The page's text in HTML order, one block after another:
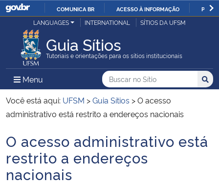
IR
O
COMUNICA BR ACESSO À INFORMAÇÃO
Ministério da Justiça e Segurança Pública
Ministério da Defesa
Ministério das Relações Exteriores
Ministério da Infraestrutura
Ministério da Agricultura, Pecuária e Abastecimento
LANGUAGES INTERNATIONAL SÍTIOS DA UFSM
Guia Sítios
Tutoriais e orientações para os sítios institucionais
Menu Menu Principal do Sítio
Busca
Buscar no no Sítio
Busca:
Você está aqui: UFSM >Guia Sítios >O acesso
administrativo está restrito a endereços nacionais
Início do conteúdo
O acesso administrativo está
restrito a endereços
nacionais